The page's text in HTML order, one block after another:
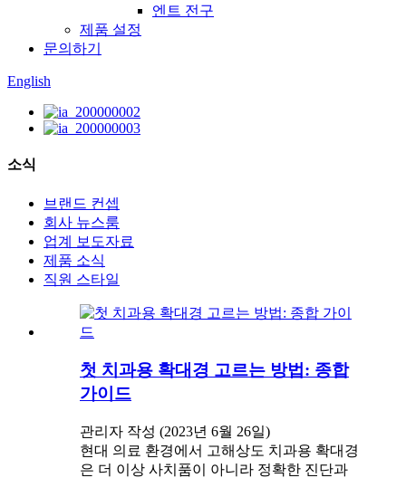
엔트 전구
제품 설정
문의하기
English
소식
브랜드 컨셉
회사 뉴스룸
업계 보도자료
제품 소식
직원 스타일
첫 치과용 확대경 고르는 방법: 종합
가이드
관리자 작성 (2023년 6월 26일)
현대 의료 환경에서 고해상도 치과용 확대경
은 더 이상 사치품이 아니라 정확한 진단과